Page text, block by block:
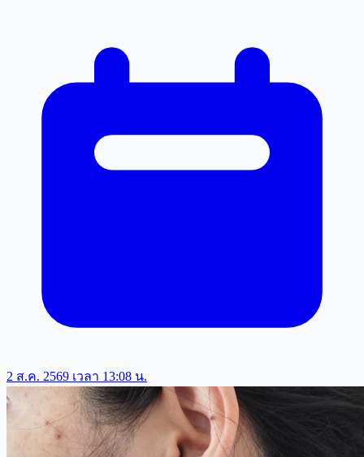
2 ส.ค. 2569 เวลา 13:08 น.